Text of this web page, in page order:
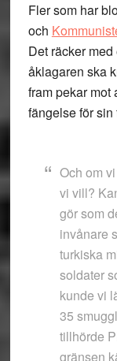
Fler som har
och
Det räcker
åklagaren ska
fram pekar mot
fängelse för
Och om
vi vill?
gör som
invånare
turkiska
soldater
kunde vi
35
tillhörde
gränsen